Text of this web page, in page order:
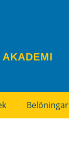
Belöningar